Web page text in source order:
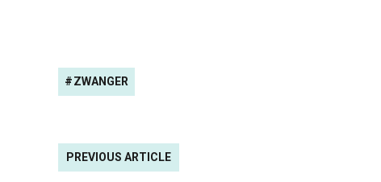
ZWANGER
PREVIOUS ARTICLE